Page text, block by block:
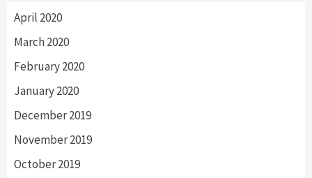
April 2020
March 2020
February 2020
January 2020
December 2019
November 2019
October 2019